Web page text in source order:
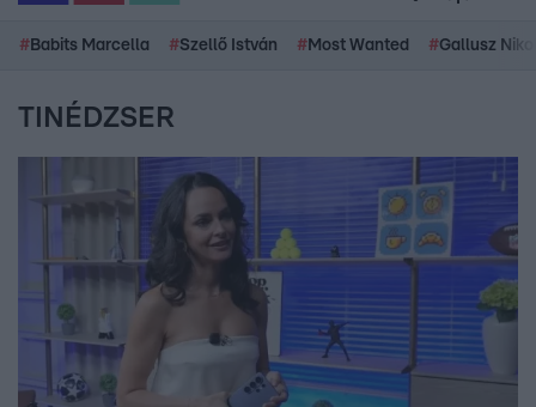
# Babits Marcella #Szellő István # Most Wanted #Gallusz
TINÉDZSER